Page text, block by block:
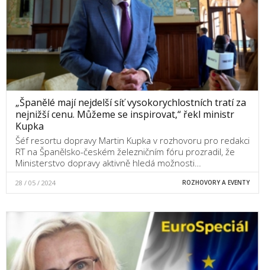
„Španělé mají nejdelší síť vysokorychlostních tratí za
nejnižší cenu. Můžeme se inspirovat,“ řekl ministr
Kupka
Šéf resortu dopravy Martin Kupka v rozhovoru pro redakci
RT na Španělsko-českém železničním fóru prozradil, že
Ministerstvo dopravy aktivně hledá možnosti…
28 / 05 / 2024 ROZHOVORY A EVENTY